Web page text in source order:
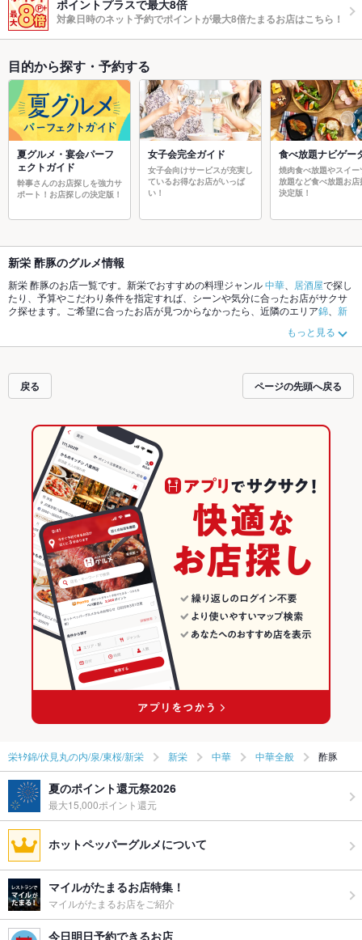
ポイントプラスで最大8倍
対象日時のネット予約でポイントが最大8倍たまるお店はこちら！
目的から探す・予約する
夏グルメ・宴会パーフ
ェクトガイド
幹事さんのお店探しを強力サ
ポート！お店探しの決定版！
女子会完全ガイド
女子会向けサービスが充実し
ているお得なお店がいっぱ
い！
食べ放題ナビゲー
焼肉食べ放題やスイー
放題など食べ放題お店
決定版！
新栄 酢豚のグルメ情報
新栄 酢豚のお店一覧です。新栄でおすすめの料理ジャンル中華 居酒屋で探し
たり、予算やこだわり条件を指定すれば、シーンや気分に合ったお店がサクサ
ク探せます。ご希望に合ったお店が見つからなかったら、近隣のエリア錦
新
串かつや季節のお
すすめ料理など、お店の最新情報をご紹介しているので安心！24時間使える簡
社の宴会にも、デートやパーティーにもお得に便利にホットペッパーグルメを
ご利用ください。
もっと見る
戻る ページの先頭へ戻る
栄ｷﾀ錦/伏見丸の内/泉/東桜/新栄 新栄 中華 中華全般 酢豚
夏のポイント還元祭2026
最大15,000ポイント還元
ホットペッパーグルメについて
マイルがたまるお店特集！
マイルがたまるお店をご紹介
今日明日予約できるお店